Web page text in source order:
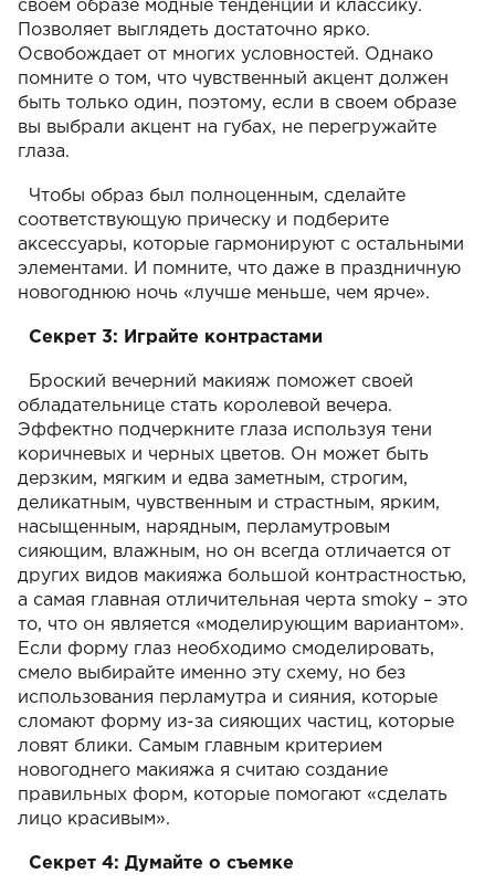
своем образе модные тенденции и классику.
Позволяет выглядеть достаточно ярко.
Освобождает от многих условностей. Однако
помните о том, что чувственный акцент должен
быть только один, поэтому, если в своем образе
вы выбрали акцент на губах, не перегружайте
глаза.
Чтобы образ был полноценным, сделайте
соответствующую прическу и подберите
аксессуары, которые гармонируют с остальными
элементами. И помните, что даже в праздничную
новогоднюю ночь «лучше меньше, чем ярче».
Секрет 3: Играйте контрастами
Броский вечерний макияж поможет своей
обладательнице стать королевой вечера.
Эффектно подчеркните глаза используя тени
коричневых и черных цветов. Он может быть
дерзким, мягким и едва заметным, строгим,
деликатным, чувственным и страстным, ярким,
насыщенным, нарядным, перламутровым
сияющим, влажным, но он всегда отличается от
других видов макияжа большой контрастностью,
а самая главная отличительная черта smoky – это
то, что он является «моделирующим вариантом».
Если форму глаз необходимо смоделировать,
смело выбирайте именно эту схему, но без
использования перламутра и сияния, которые
сломают форму из-за сияющих частиц, которые
ловят блики. Самым главным критерием
новогоднего макияжа я считаю создание
правильных форм, которые помогают «сделать
лицо красивым».
Секрет 4: Думайте о съемке